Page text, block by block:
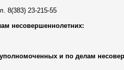
8(383) 23-215-55
несовершеннолетних:
и по делам